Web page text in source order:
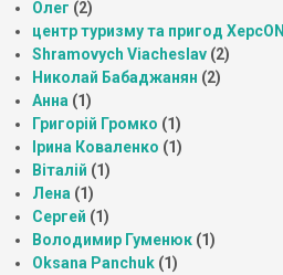
Олег (2)
центр туризму та пригод ХерсON
Shramovych Viacheslav (2)
Николай Бабаджанян (2)
Анна (1)
Григорій Громко (1)
Ірина Коваленко (1)
Віталій (1)
Лена (1)
Сергей (1)
Володимир Гуменюк (1)
Oksana Panchuk (1)